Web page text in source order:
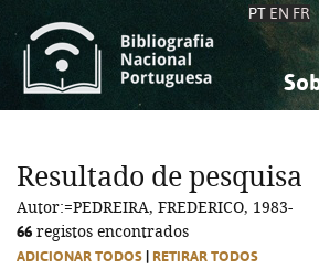
PT EN FR
Resultado de pesquisa
Autor:=PEDREIRA, FREDERICO, 1983-
66 registos encontrados
ADICIONAR TODOS RETIRAR TODOS